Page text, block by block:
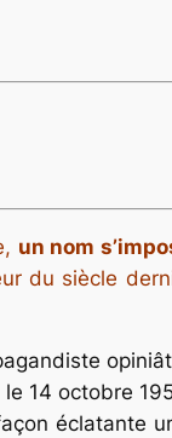
un nom
du siècle
14 octobre
éclatante